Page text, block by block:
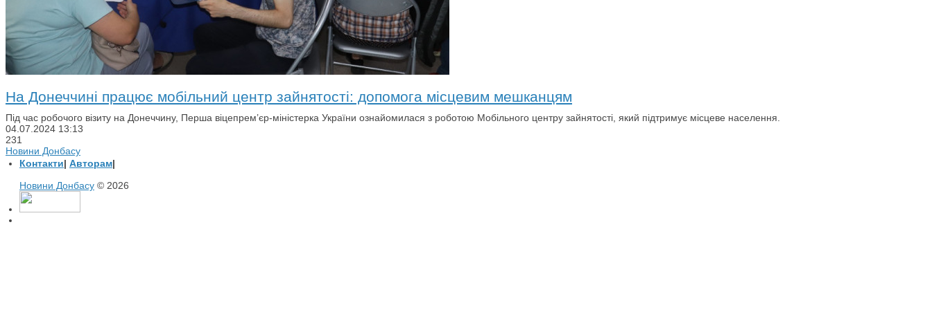
На Донеччині працює мобільний центр зайнятості: допомога місцевим мешканцям
Під час робочого візиту на Донеччину, Перша віцепрем’єр-міністерка України ознайомилася з роботою Мобільного центру зайнятості, який підтримує місцеве населення.
04.07.2024 13:13
231
Новини Донбасу
Контакти| Авторам|
Новини Донбасу © 2026